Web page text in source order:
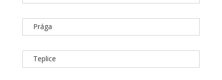
Prága
Teplice